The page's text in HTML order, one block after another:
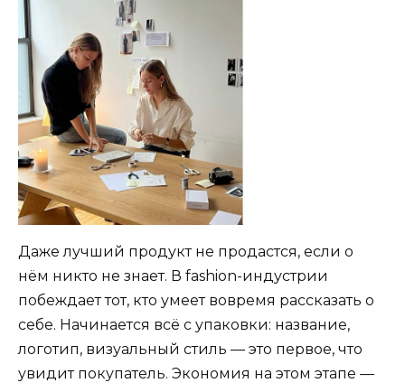
Даже лучший продукт не продастся, если о
нём никто не знает. В fashion-индустрии
побеждает тот, кто умеет вовремя рассказать о
себе. Начинается всё с упаковки: название,
логотип, визуальный стиль — это первое, что
увидит покупатель. Экономия на этом этапе —